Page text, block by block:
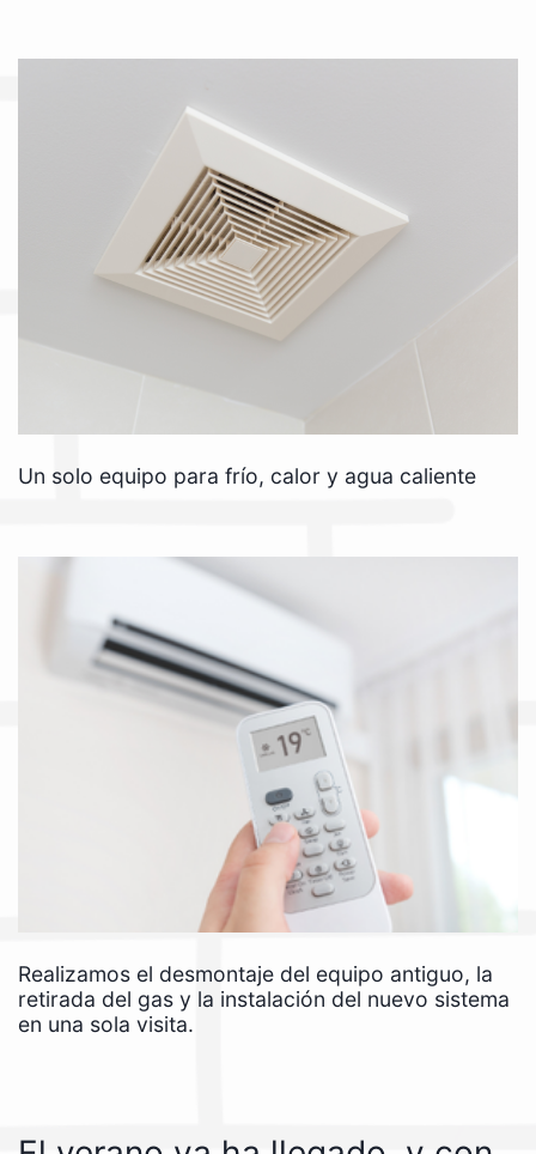
Un solo equipo para frío, calor y agua caliente
Realizamos el desmontaje del equipo antiguo, la
retirada del gas y la instalación del nuevo sistema
en una sola visita.